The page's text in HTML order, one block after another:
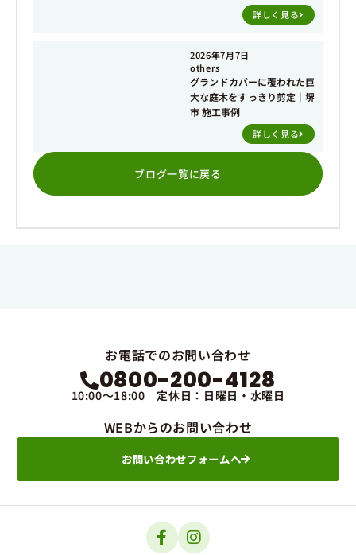
詳しく見る
2026年7月7日
others
グランドカバーに覆われた巨
大な庭木をすっきり剪定｜堺
市 施工事例
詳しく見る
ブログ一覧に戻る
お電話でのお問い合わせ
0800-200-4128
10:00～18:00 定休日：日曜日・水曜日
WEBからのお問い合わせ
お問い合わせフォームへ